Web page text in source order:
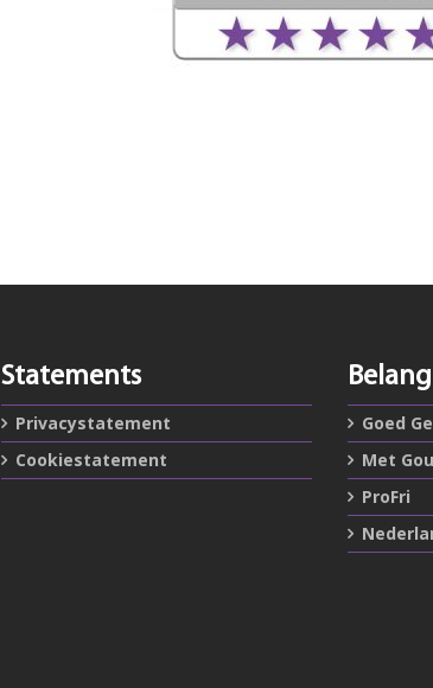
Statements
Privacystatement
Cookiestatement
Goed
Met
ProFri